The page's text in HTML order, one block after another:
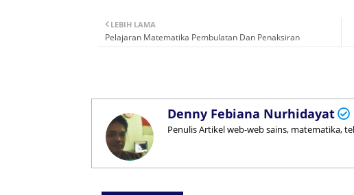
LEBIH LAMA
Pelajaran Matematika Pembulatan Dan Penaksiran
Denny Febiana Nurhidayat
Penulis Artikel web-web sains, matematika,